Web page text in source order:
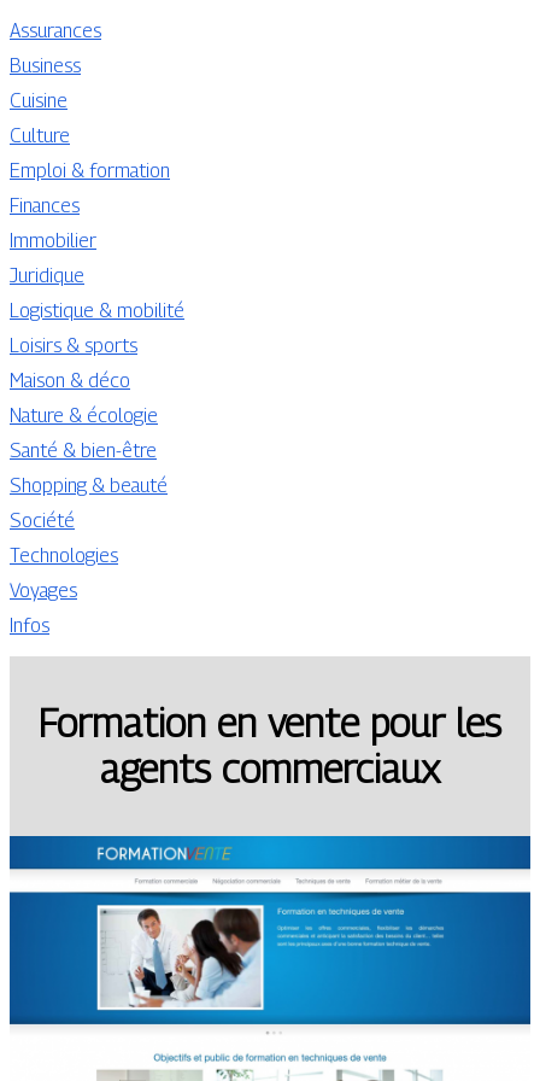
Assurances
Business
Cuisine
Culture
Emploi & formation
Finances
Immobilier
Juridique
Logistique & mobilité
Loisirs & sports
Maison & déco
Nature & écologie
Santé & bien-être
Shopping & beauté
Société
Technologies
Voyages
Infos
Formation en vente pour les
agents commerciaux